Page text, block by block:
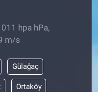
hpa hPa,
m/s
Gülağaç
Ortaköy